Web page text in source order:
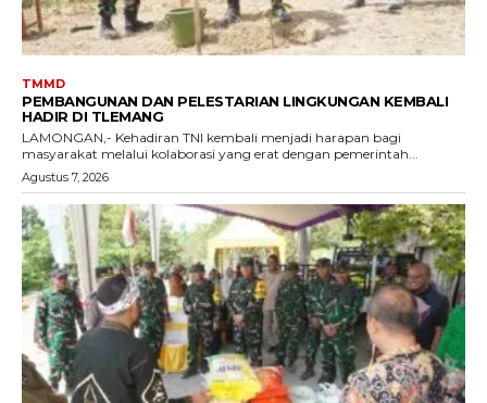
TMMD
PEMBANGUNAN DAN PELESTARIAN LINGKUNGAN KEMBALI
HADIR DI TLEMANG
LAMONGAN,- Kehadiran TNI kembali menjadi harapan bagi
masyarakat melalui kolaborasi yang erat dengan pemerintah...
Agustus 7, 2026